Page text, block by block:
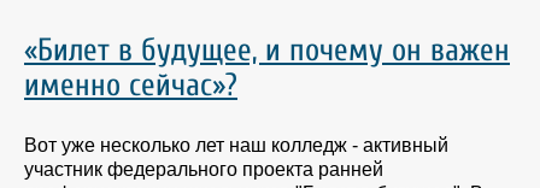
«Билет в будущее, и почему он важен
именно сейчас»?
Вот уже несколько лет наш колледж - активный
участник федерального проекта ранней